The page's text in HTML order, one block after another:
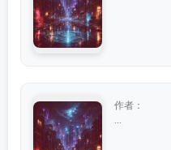
作者：